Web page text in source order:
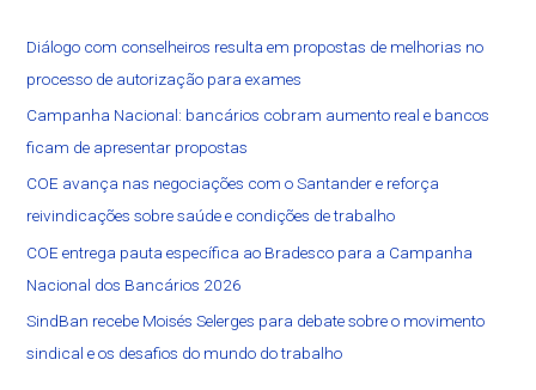
Diálogo com conselheiros resulta em propostas de melhorias no
processo de autorização para exames
Campanha Nacional: bancários cobram aumento real e bancos
ficam de apresentar propostas
COE avança nas negociações com o Santander e reforça
reivindicações sobre saúde e condições de trabalho
COE entrega pauta específica ao Bradesco para a Campanha
Nacional dos Bancários 2026
SindBan recebe Moisés Selerges para debate sobre o movimento
sindical e os desafios do mundo do trabalho